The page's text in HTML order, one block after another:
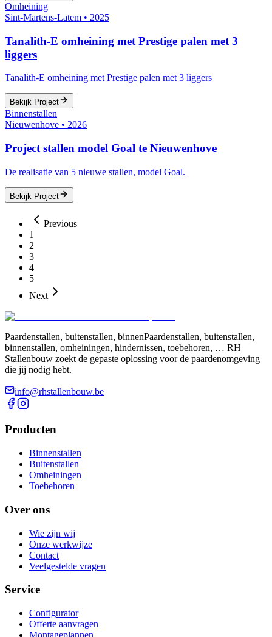
Omheining
Sint-Martens-Latem • 2025
Tanalith-E omheining met Prestige palen met 3
liggers
Tanalith-E omheining met Prestige palen met 3 liggers
Bekijk Project
Binnenstallen
Nieuwenhove • 2026
Project stallen model Goal te Nieuwenhove
De realisatie van 5 nieuwe stallen, model Goal.
Bekijk Project
Previous
1
2
3
4
5
Next
Paardenstallen, buitenstallen, binnenPaardenstallen, buitenstallen,
binnenstallen, omheiningen, hindernissen, toebehoren, … RH
Stallenbouw zoekt de gepaste oplossing voor de paardenomgeving
die jij nodig hebt.
info@rhstallenbouw.be
Producten
Binnenstallen
Buitenstallen
Omheiningen
Toebehoren
Over ons
Wie zijn wij
Onze werkwijze
Contact
Veelgestelde vragen
Service
Configurator
Offerte aanvragen
Montageplannen